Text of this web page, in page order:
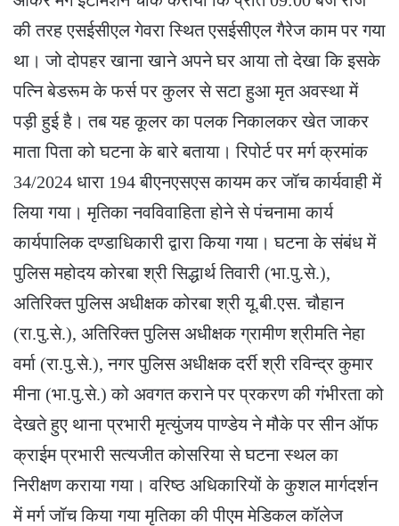
की तरह एसईसीएल गेवरा स्थित एसईसीएल गैरेज काम पर गया
था। जो दोपहर खाना खाने अपने घर आया तो देखा कि इसके
पत्नि बेडरूम के फर्स पर कुलर से सटा हुआ मृत अवस्था में
पड़ी हुई है। तब यह कूलर का पलक निकालकर खेत जाकर
माता पिता को घटना के बारे बताया। रिपोर्ट पर मर्ग क्रमांक
34/2024 धारा 194 बीएनएसएस कायम कर जॉच कार्यवाही में
लिया गया। मृतिका नवविवाहिता होने से पंचनामा कार्य
कार्यपालिक दण्डाधिकारी द्वारा किया गया। घटना के संबंध में
पुलिस महोदय कोरबा श्री सिद्धार्थ तिवारी (भा.पु.से.),
अतिरिक्त पुलिस अधीक्षक कोरबा श्री यू.बी.एस. चौहान
(रा.पु.से.), अतिरिक्त पुलिस अधीक्षक ग्रामीण श्रीमति नेहा
वर्मा (रा.पु.से.), नगर पुलिस अधीक्षक दर्री श्री रविन्द्र कुमार
मीना (भा.पु.से.) को अवगत कराने पर प्रकरण की गंभीरता को
देखते हुए थाना प्रभारी मृत्युंजय पाण्डेय ने मौके पर सीन ऑफ
क्राईम प्रभारी सत्यजीत कोसरिया से घटना स्थल का
निरीक्षण कराया गया। वरिष्ठ अधिकारियों के कुशल मार्गदर्शन
में मर्ग जॉच किया गया मृतिका की पीएम मेडिकल कॉलेज